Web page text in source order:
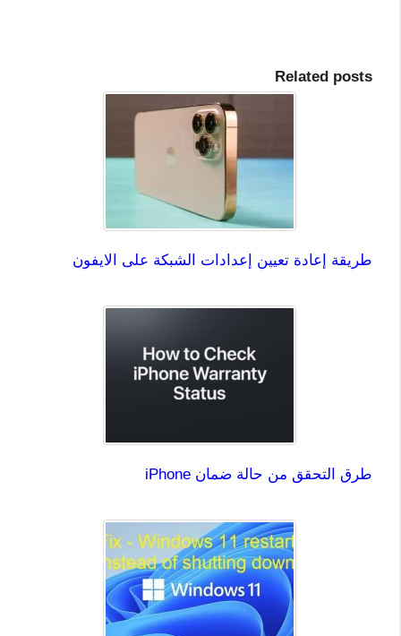
Related posts
طريقة إعادة تعيين إعدادات الشبكة على الايفون
طرق التحقق من حالة ضمان iPhone